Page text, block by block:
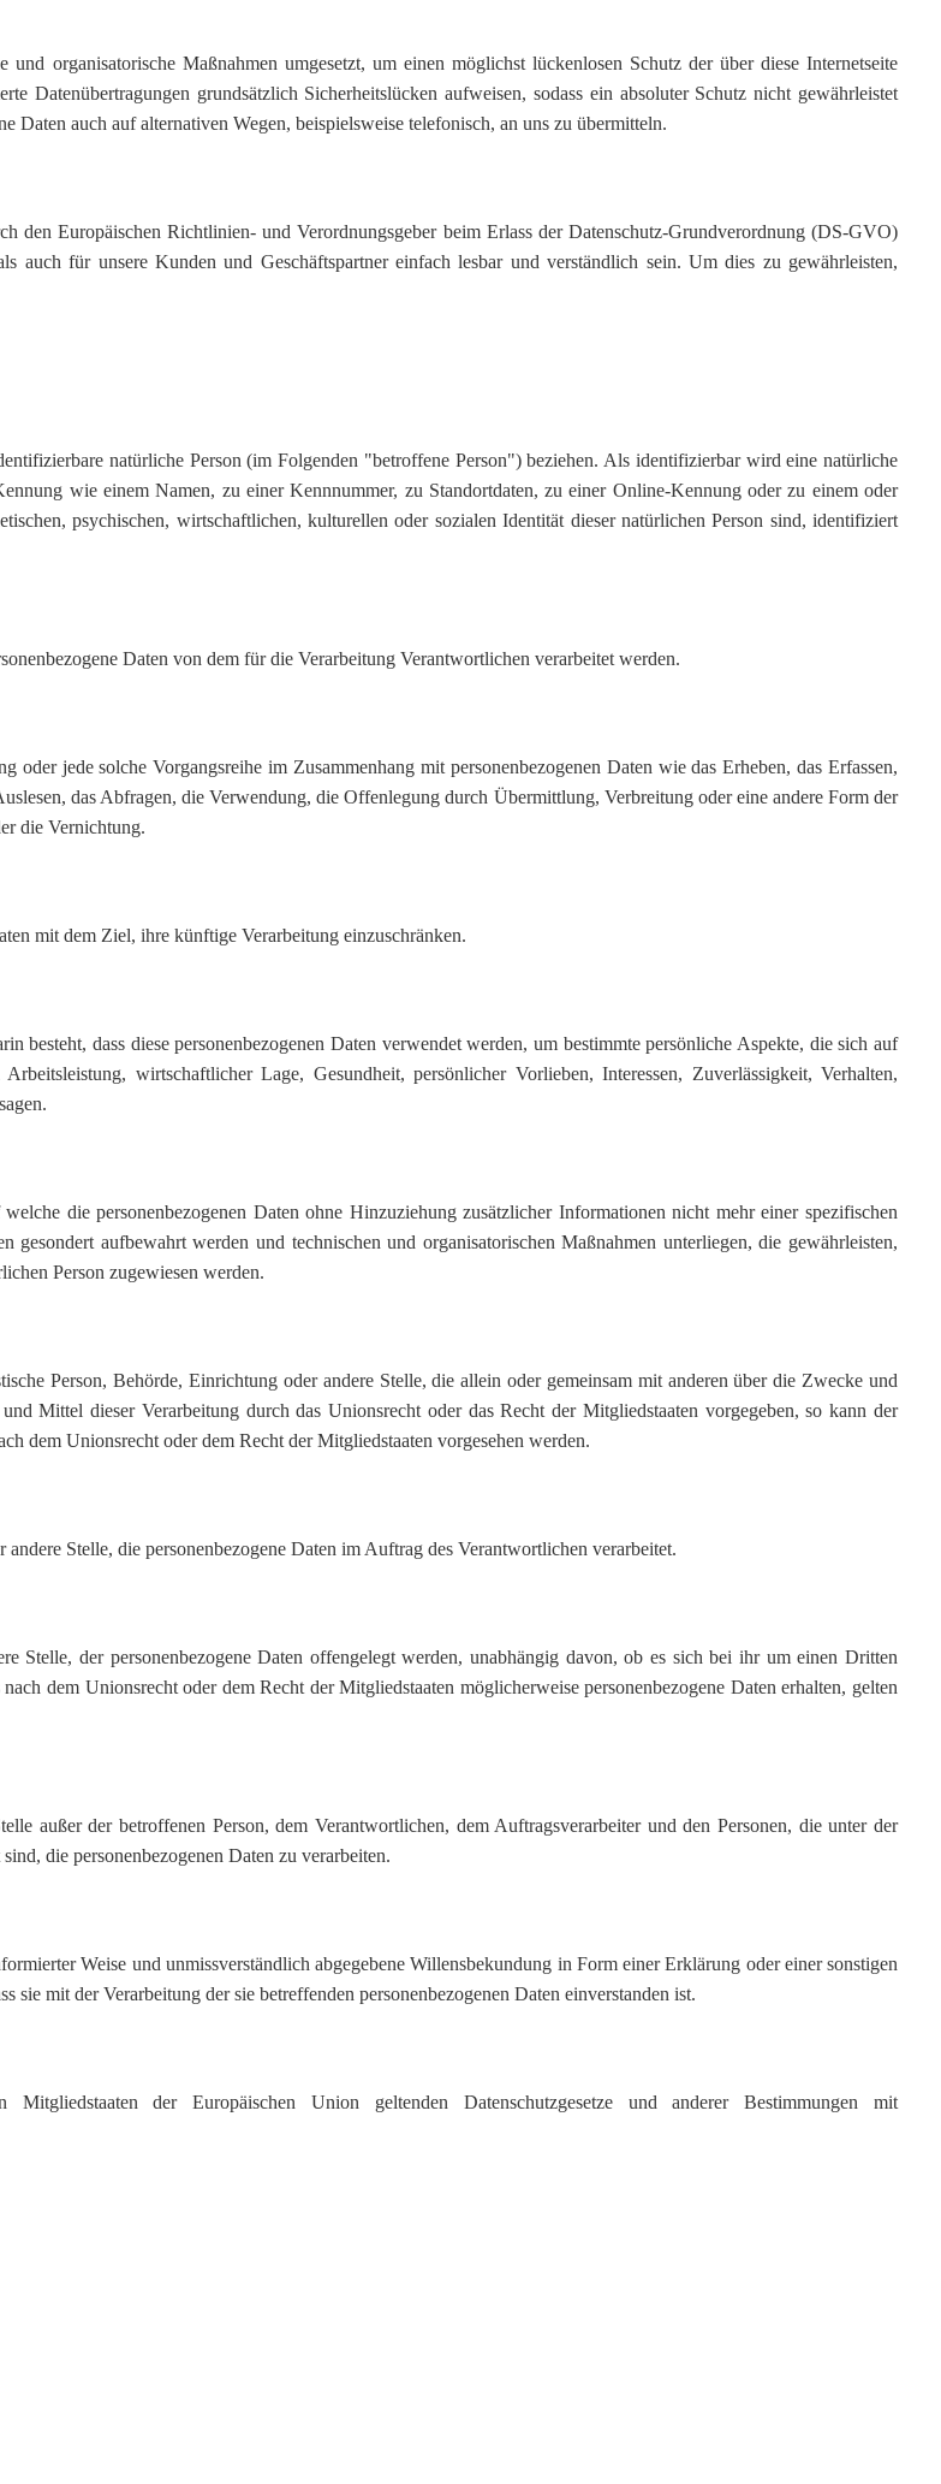
organisatorische Maßnahmen umgesetzt, um einen möglichst lückenlosen Schutz der über diese Internetseite
Datenübertragungen grundsätzlich Sicherheitslücken aufweisen, sodass ein absoluter Schutz nicht gewährleistet
Daten auch auf alternativen Wegen, beispielsweise telefonisch, an uns zu übermitteln.
Europäischen Richtlinien- und Verordnungsgeber beim Erlass der Datenschutz-Grundverordnung (DS-GVO)
für unsere Kunden und Geschäftspartner einfach lesbar und verständlich sein. Um dies zu gewährleisten,
natürliche Person (im Folgenden "betroffene Person") beziehen. Als identifizierbar wird eine natürliche
wie einem Namen, zu einer Kennnummer, zu Standortdaten, zu einer Online-Kennung oder zu einem oder
psychischen, wirtschaftlichen, kulturellen oder sozialen Identität dieser natürlichen Person sind, identifiziert
Daten von dem für die Verarbeitung Verantwortlichen verarbeitet werden.
jede solche Vorgangsreihe im Zusammenhang mit personenbezogenen Daten wie das Erheben, das Erfassen,
das Abfragen, die Verwendung, die Offenlegung durch Übermittlung, Verbreitung oder eine andere Form der
die Vernichtung.
mit dem Ziel, ihre künftige Verarbeitung einzuschränken.
besteht, dass diese personenbezogenen Daten verwendet werden, um bestimmte persönliche Aspekte, die sich auf
wirtschaftlicher Lage, Gesundheit, persönlicher Vorlieben, Interessen, Zuverlässigkeit, Verhalten,
die personenbezogenen Daten ohne Hinzuziehung zusätzlicher Informationen nicht mehr einer spezifischen
aufbewahrt werden und technischen und organisatorischen Maßnahmen unterliegen, die gewährleisten,
Person zugewiesen werden.
Person, Behörde, Einrichtung oder andere Stelle, die allein oder gemeinsam mit anderen über die Zwecke und
Mittel dieser Verarbeitung durch das Unionsrecht oder das Recht der Mitgliedstaaten vorgegeben, so kann der
dem Unionsrecht oder dem Recht der Mitgliedstaaten vorgesehen werden.
Stelle, die personenbezogene Daten im Auftrag des Verantwortlichen verarbeitet.
Stelle, der personenbezogene Daten offengelegt werden, unabhängig davon, ob es sich bei ihr um einen Dritten
dem Unionsrecht oder dem Recht der Mitgliedstaaten möglicherweise personenbezogene Daten erhalten, gelten
außer der betroffenen Person, dem Verantwortlichen, dem Auftragsverarbeiter und den Personen, die unter der
die personenbezogenen Daten zu verarbeiten.
Weise und unmissverständlich abgegebene Willensbekundung in Form einer Erklärung oder einer sonstigen
mit der Verarbeitung der sie betreffenden personenbezogenen Daten einverstanden ist.
der Europäischen Union geltenden Datenschutzgesetze und anderer Bestimmungen mit